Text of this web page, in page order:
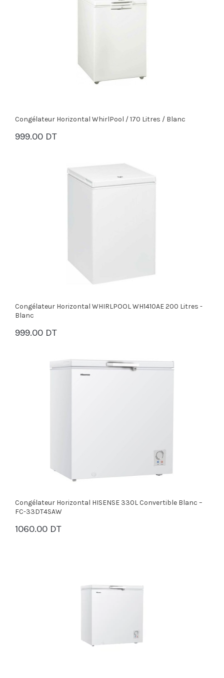
Congélateur Horizontal WhirlPool / 170 Litres / Blanc
999.00 DT
PANIER
Congélateur Horizontal WHIRLPOOL WH1410AE 200 Litres -
Blanc
999.00 DT
PANIER
Congélateur Horizontal HISENSE 330L Convertible Blanc –
FC-33DT4SAW
1060.00 DT
PANIER